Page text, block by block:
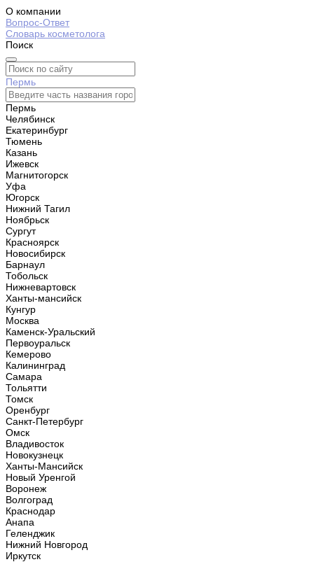
О компании
Вопрос-Ответ
Словарь косметолога
Поиск
Пермь
Пермь
Челябинск
Екатеринбург
Тюмень
Казань
Ижевск
Магнитогорск
Уфа
Югорск
Нижний Тагил
Ноябрьск
Сургут
Красноярск
Новосибирск
Барнаул
Тобольск
Нижневартовск
Ханты-мансийск
Кунгур
Москва
Каменск-Уральский
Первоуральск
Кемерово
Калининград
Самара
Тольятти
Томск
Оренбург
Санкт-Петербург
Омск
Владивосток
Новокузнецк
Ханты-Мансийск
Новый Уренгой
Воронеж
Волгоград
Краснодар
Анапа
Геленджик
Нижний Новгород
Иркутск